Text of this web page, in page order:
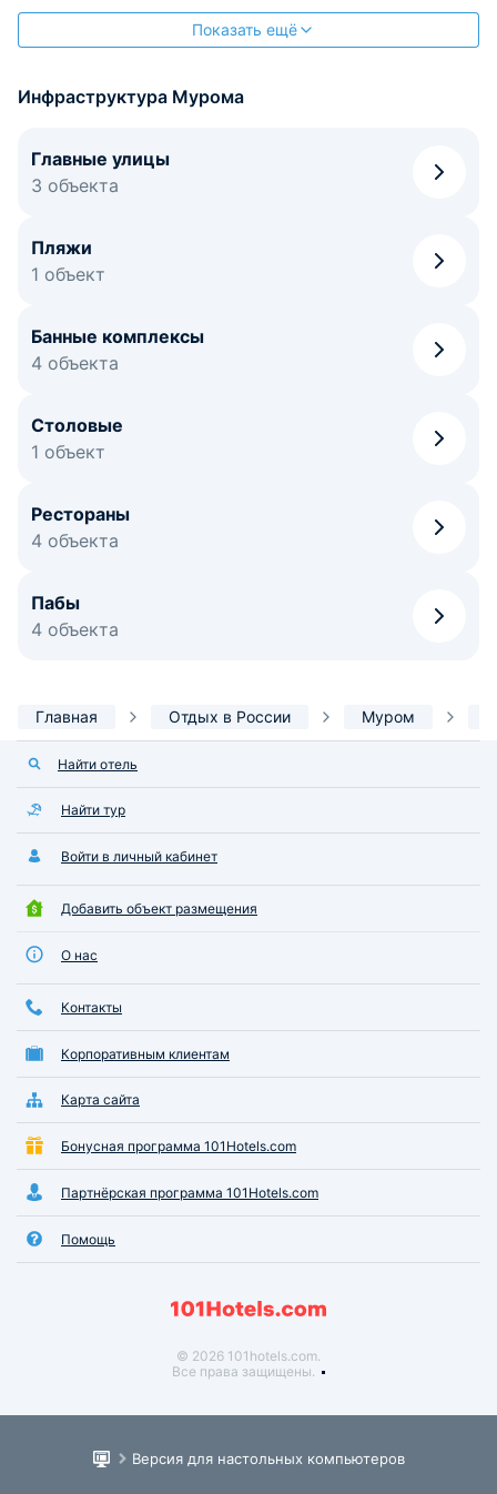
Показать ещё
Инфраструктура Мурома
Главные улицы
3 объекта
Пляжи
1 объект
Банные комплексы
4 объекта
Столовые
1 объект
Рестораны
4 объекта
Пабы
4 объекта
Главная Отдых в России Муром
Найти отель
Найти тур
Войти в личный кабинет
Добавить объект размещения
О нас
Контакты
Корпоративным клиентам
Карта сайта
Бонусная программа 101Hotels.com
Партнёрская программа 101Hotels.com
Помощь
© 2026 101hotels.com.
Все права защищены.
Версия для настольных компьютеров